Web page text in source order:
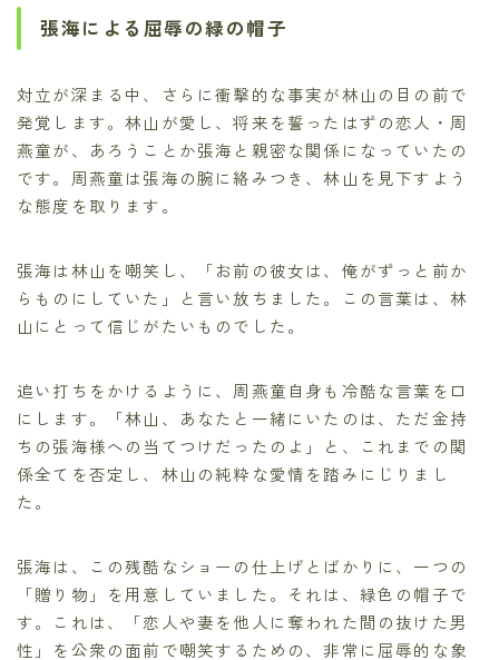
張海による屈辱の緑の帽子
対立が深まる中、さらに衝撃的な事実が林山の目の前で
発覚します。林山が愛し、将来を誓ったはずの恋人・周
燕童が、あろうことか張海と親密な関係になっていたの
です。周燕童は張海の腕に絡みつき、林山を見下すよう
な態度を取ります。
張海は林山を嘲笑し、「お前の彼女は、俺がずっと前か
らものにしていた」と言い放ちました。この言葉は、林
山にとって信じがたいものでした。
追い打ちをかけるように、周燕童自身も冷酷な言葉を口
にします。「林山、あなたと一緒にいたのは、ただ金持
ちの張海様への当てつけだったのよ」と、これまでの関
係全てを否定し、林山の純粋な愛情を踏みにじりまし
た。
張海は、この残酷なショーの仕上げとばかりに、一つの
「贈り物」を用意していました。それは、緑色の帽子で
す。これは、「恋人や妻を他人に奪われた間の抜けた男
性」を公衆の面前で嘲笑するための、非常に屈辱的な象